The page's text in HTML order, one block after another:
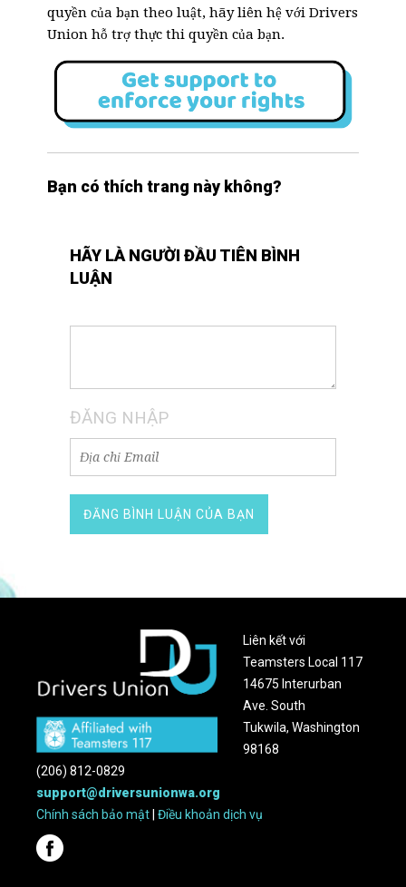
quyền của bạn theo luật, hãy liên hệ với Drivers
Union hỗ trợ thực thi quyền của bạn.
Bạn có thích trang này không?
HÃY LÀ NGƯỜI ĐẦU TIÊN BÌNH
LUẬN
ĐĂNG NHẬP
Liên kết với
Teamsters Local 117
14675 Interurban
Ave. South
Tukwila, Washington
98168
(206) 812-0829
support@driversunionwa.org
Chính sách bảo mật |Điều khoản dịch vụ